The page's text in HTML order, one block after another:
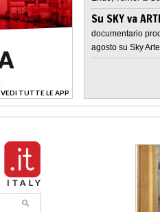
VEDI TUTTE LE APP
>
Su SKY va
documentario
agosto su Sky Arte